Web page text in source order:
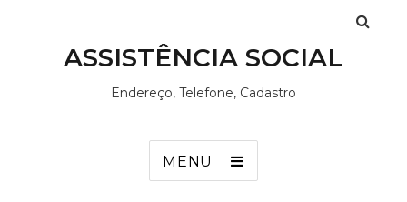
ASSISTÊNCIA SOCIAL
Endereço, Telefone, Cadastro
MENU